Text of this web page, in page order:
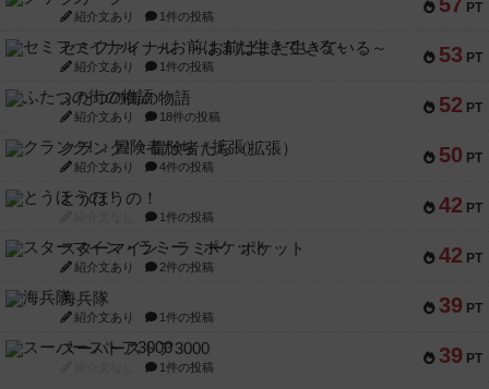
PT
紹介文あり 1件の投稿
53 PT
セミファイナル ～お前はまだ生きている～
紹介文あり 1件の投稿
52 PT
ふたつの街の物語
紹介文あり 18件の投稿
50 PT
クランク! ：冒険者たち（拡張）
紹介文あり 4件の投稿
42 PT
とうほうの！
1件の投稿
42 PT
スターマイン・ラミー ポケット
紹介文あり 2件の投稿
39 PT
海兵隊
紹介文あり 1件の投稿
39 PT
スーパーストア3000
1件の投稿